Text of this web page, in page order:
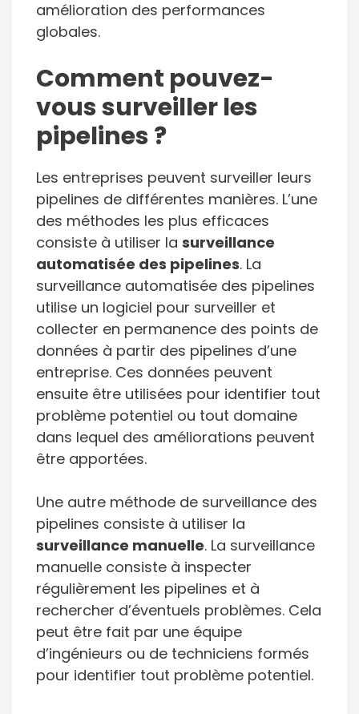
amélioration des performances
globales.
Comment pouvez-
vous surveiller les
pipelines ?
Les entreprises peuvent surveiller leurs
pipelines de différentes manières. L’une
des méthodes les plus efficaces
consiste à utiliser la surveillance
automatisée des pipelines. La
surveillance automatisée des pipelines
utilise un logiciel pour surveiller et
collecter en permanence des points de
données à partir des pipelines d’une
entreprise. Ces données peuvent
ensuite être utilisées pour identifier tout
problème potentiel ou tout domaine
dans lequel des améliorations peuvent
être apportées.
Une autre méthode de surveillance des
pipelines consiste à utiliser la
surveillance manuelle. La surveillance
manuelle consiste à inspecter
régulièrement les pipelines et à
rechercher d’éventuels problèmes. Cela
peut être fait par une équipe
d’ingénieurs ou de techniciens formés
pour identifier tout problème potentiel.